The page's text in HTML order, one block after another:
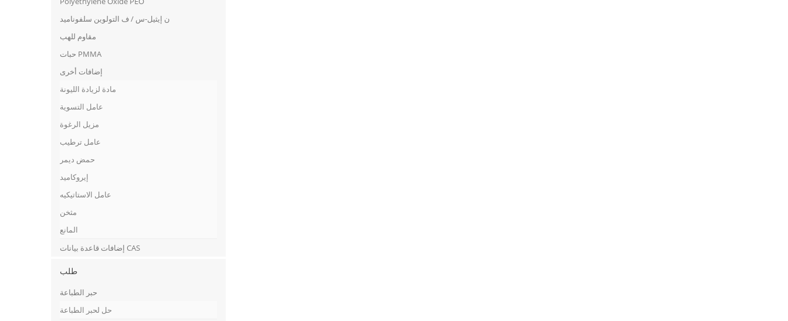
ن إيثيل-س / ف التولوين سلفوناميد
مقاوم للهب
حبات PMMA
إضافات أخرى
مادة لزيادة الليونة
عامل التسوية
مزيل الرغوة
عامل ترطيب
حمض ديمر
إيروكاميد
عامل الاستاتيكيه
مثخن
المانع
إضافات قاعدة بيانات CAS
طلب
حبر الطباعة
حل لحبر الطباعة